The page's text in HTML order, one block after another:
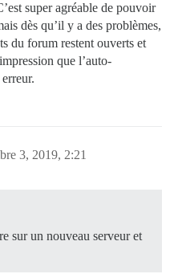
super agréable de pouvoir
dès qu’il y a des problèmes,
du forum restent ouverts et
que l’auto-
3, 2019, 2:21
sur un nouveau serveur et